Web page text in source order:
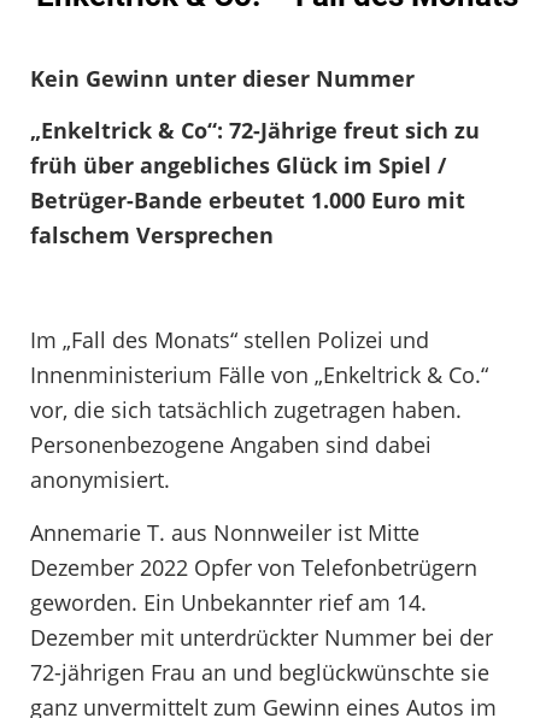
Kein Gewinn unter dieser Nummer
„Enkeltrick & Co“: 72-Jährige freut sich zu
früh über angebliches Glück im Spiel /
Betrüger-Bande erbeutet 1.000 Euro mit
falschem Versprechen
Im „Fall des Monats“ stellen Polizei und
Innenministerium Fälle von „Enkeltrick & Co.“
vor, die sich tatsächlich zugetragen haben.
Personenbezogene Angaben sind dabei
anonymisiert.
Annemarie T. aus Nonnweiler ist Mitte
Dezember 2022 Opfer von Telefonbetrügern
geworden. Ein Unbekannter rief am 14.
Dezember mit unterdrückter Nummer bei der
72-jährigen Frau an und beglückwünschte sie
ganz unvermittelt zum Gewinn eines Autos im